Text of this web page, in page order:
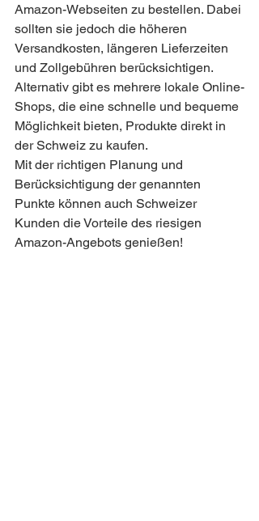
Amazon-Webseiten zu bestellen. Dabei
sollten sie jedoch die höheren
Versandkosten, längeren Lieferzeiten
und Zollgebühren berücksichtigen.
Alternativ gibt es mehrere lokale Online-
Shops, die eine schnelle und bequeme
Möglichkeit bieten, Produkte direkt in
der Schweiz zu kaufen.
Mit der richtigen Planung und
Berücksichtigung der genannten
Punkte können auch Schweizer
Kunden die Vorteile des riesigen
Amazon-Angebots genießen!